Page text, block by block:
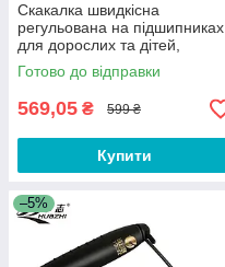
Скакалка швидкісна
регульована на підшипниках
для дорослих та дітей,
фітнесу, кросфіту, схуднення,
спорту 5G
Готово до відправки
569,05 ₴ 599 ₴
Купити
–5%